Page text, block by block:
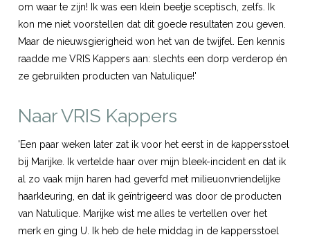
om waar te zijn! Ik was een klein beetje sceptisch, zelfs. Ik
kon me niet voorstellen dat dit goede resultaten zou geven.
Maar de nieuwsgierigheid won het van de twijfel. Een kennis
raadde me VRIS Kappers aan: slechts een dorp verderop én
ze gebruikten producten van Natulique!'
Naar VRIS Kappers
'Een paar weken later zat ik voor het eerst in de kappersstoel
bij Marijke. Ik vertelde haar over mijn bleek-incident en dat ik
al zo vaak mijn haren had geverfd met milieuonvriendelijke
haarkleuring, en dat ik geïntrigeerd was door de producten
van Natulique. Marijke wist me alles te vertellen over het
merk en ging U . Ik heb de hele middag in de kappersstoel